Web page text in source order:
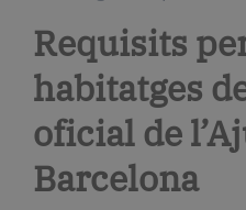
Requisits
habitatges
oficial de
Barcelona